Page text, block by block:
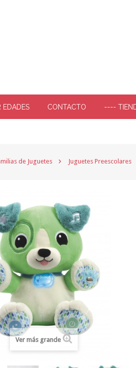
EDADES CONTACTO ----
de Juguetes Juguetes Preescolares
Ver más grande